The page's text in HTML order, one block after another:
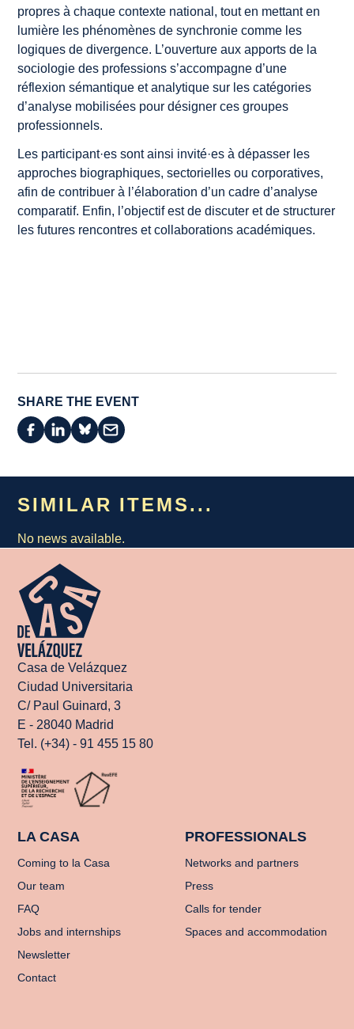
propres à chaque contexte national, tout en mettant en
lumière les phénomènes de synchronie comme les
logiques de divergence. L’ouverture aux apports de la
sociologie des professions s’accompagne d’une
réflexion sémantique et analytique sur les catégories
d’analyse mobilisées pour désigner ces groupes
professionnels.
Les participant·es sont ainsi invité·es à dépasser les
approches biographiques, sectorielles ou corporatives,
afin de contribuer à l’élaboration d’un cadre d’analyse
comparatif. Enfin, l’objectif est de discuter et de structurer
les futures rencontres et collaborations académiques.
SHARE THE EVENT
SIMILAR ITEMS...
No news available.
Casa de Velázquez
Ciudad Universitaria
C/ Paul Guinard, 3
E - 28040 Madrid
Tel. (+34) - 91 455 15 80
LA CASA
Coming to la Casa
Our team
FAQ
Jobs and internships
Newsletter
Contact
PROFESSIONALS
Networks and partners
Press
Calls for tender
Spaces and accommodation